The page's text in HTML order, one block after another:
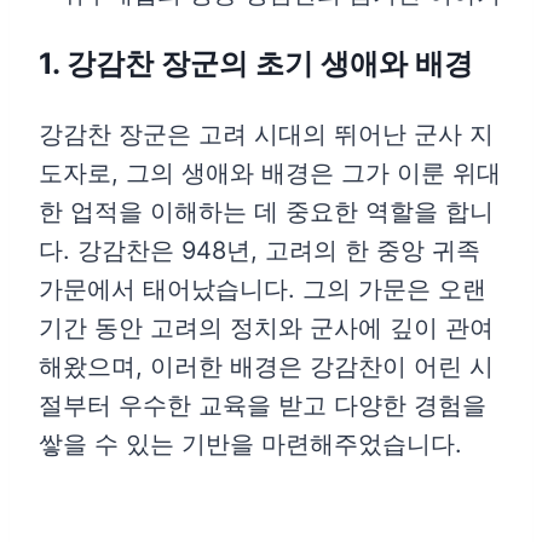
1. 강감찬 장군의 초기 생애와 배경
강감찬 장군은 고려 시대의 뛰어난 군사 지
도자로, 그의 생애와 배경은 그가 이룬 위대
한 업적을 이해하는 데 중요한 역할을 합니
다. 강감찬은 948년, 고려의 한 중앙 귀족
가문에서 태어났습니다. 그의 가문은 오랜
기간 동안 고려의 정치와 군사에 깊이 관여
해왔으며, 이러한 배경은 강감찬이 어린 시
절부터 우수한 교육을 받고 다양한 경험을
쌓을 수 있는 기반을 마련해주었습니다.